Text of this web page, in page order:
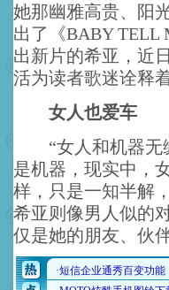
她那幽雅高贵、阳
出了《BABY TELL
出新片的希亚，近
活为读者歌迷诠释
女人也爱车
“女人和机器无
是机器，现实中，
样，只是一知半解
希亚则像男人似的
仅是她的朋友、伙